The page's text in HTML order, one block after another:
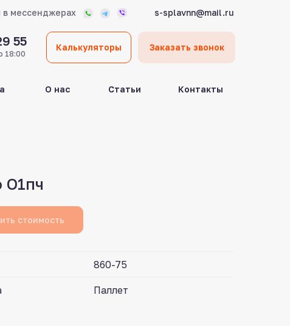
мессенджерах s-splavnn@mail.ru
18:00
Калькуляторы Заказать звонок
О нас Статьи Контакты
55
О1пч
стоимость
860-75
Паллет